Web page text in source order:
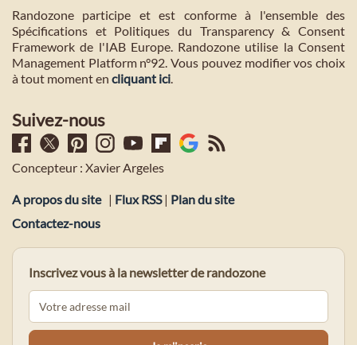
Randozone participe et est conforme à l'ensemble des
Spécifications et Politiques du Transparency & Consent
Framework de l'IAB Europe. Randozone utilise la Consent
Management Platform n°92. Vous pouvez modifier vos choix
à tout moment en cliquant ici.
Suivez-nous
Concepteur : Xavier Argeles
A propos du site | Flux RSS| Plan du site
Contactez-nous
Inscrivez vous à la newsletter de randozone